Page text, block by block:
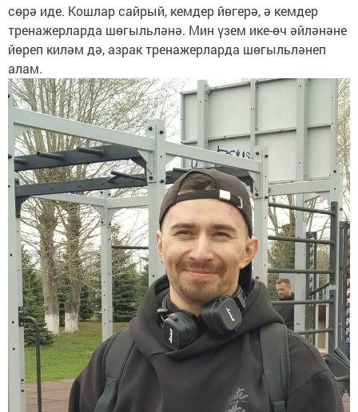
сөрә иде. Кошлар сайрый, кемдер йөгерә, ә кемдер
тренажерларда шөгыльләнә. Мин үзем ике-өч әйләнәне
йөреп киләм дә, азрак тренажерларда шөгыльләнеп
алам.